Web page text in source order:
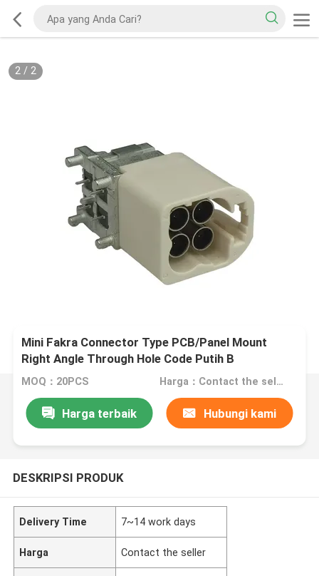
2/ 2
Mini Fakra Connector Type PCB/Panel Mount
Right Angle Through Hole Code Putih B
MOQ：20PCS Harga：Contact the seller
Harga terbaik Hubungi kami
DESKRIPSI PRODUK
Delivery Time 7~14 work days
Harga Contact the seller